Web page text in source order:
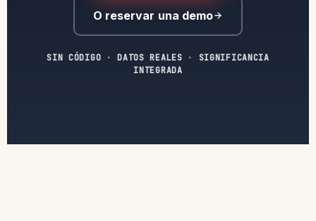
O reservar una demo
SIN CÓDIGO · DATOS REALES · SIGNIFICANCIA
INTEGRADA